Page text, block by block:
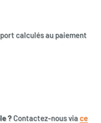
calculés au paiement
?Contactez-nous viace